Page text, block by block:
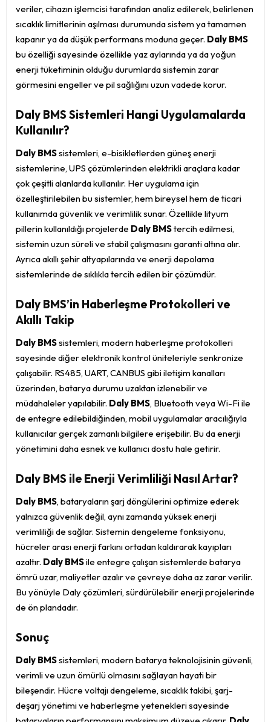
veriler, cihazın işlemcisi tarafından analiz edilerek, belirlenen
sıcaklık limitlerinin aşılması durumunda sistem ya tamamen
kapanır ya da düşük performans moduna geçer. Daly BMS
bu özelliği sayesinde özellikle yaz aylarında ya da yoğun
enerji tüketiminin olduğu durumlarda sistemin zarar
görmesini engeller ve pil sağlığını uzun vadede korur.
Daly BMS Sistemleri Hangi Uygulamalarda
Kullanılır?
Daly BMSsistemleri, e-bisikletlerden güneş enerji
sistemlerine, UPS çözümlerinden elektrikli araçlara kadar
çok çeşitli alanlarda kullanılır. Her uygulama için
özelleştirilebilen bu sistemler, hem bireysel hem de ticari
kullanımda güvenlik ve verimlilik sunar. Özellikle lityum
pillerin kullanıldığı projelerde Daly BMStercih edilmesi,
sistemin uzun süreli ve stabil çalışmasını garanti altına alır.
Ayrıca akıllı şehir altyapılarında ve enerji depolama
sistemlerinde de sıklıkla tercih edilen bir çözümdür.
Daly BMS’in Haberleşme Protokolleri ve
Akıllı Takip
Daly BMSsistemleri, modern haberleşme protokolleri
sayesinde diğer elektronik kontrol üniteleriyle senkronize
çalışabilir. RS485, UART, CANBUS gibi iletişim kanalları
üzerinden, batarya durumu uzaktan izlenebilir ve
müdahaleler yapılabilir. Daly BMS, Bluetooth veya Wi-Fi ile
de entegre edilebildiğinden, mobil uygulamalar aracılığıyla
kullanıcılar gerçek zamanlı bilgilere erişebilir. Bu da enerji
yönetimini daha esnek ve kullanıcı dostu hale getirir.
Daly BMS ile Enerji Verimliliği Nasıl Artar?
Daly BMS, bataryaların şarj döngülerini optimize ederek
yalnızca güvenlik değil, aynı zamanda yüksek enerji
verimliliği de sağlar. Sistemin dengeleme fonksiyonu,
hücreler arası enerji farkını ortadan kaldırarak kayıpları
azaltır. Daly BMSile entegre çalışan sistemlerde batarya
ömrü uzar, maliyetler azalır ve çevreye daha az zarar verilir.
Bu yönüyle Daly çözümleri, sürdürülebilir enerji projelerinde
de ön plandadır.
Sonuç
Daly BMSsistemleri, modern batarya teknolojisinin güvenli,
verimli ve uzun ömürlü olmasını sağlayan hayati bir
bileşendir. Hücre voltajı dengeleme, sıcaklık takibi, şarj-
deşarj yönetimi ve haberleşme yetenekleri sayesinde